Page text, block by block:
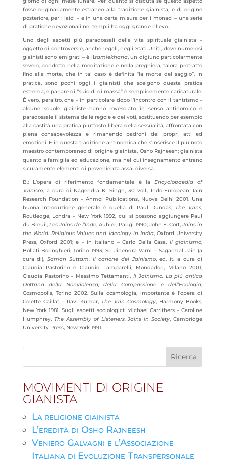
fosse originariamente estraneo alla tradizione giainista, e di origine
posteriore, per i laici – e in una certa misura per i monaci – una serie
di pratiche devozionali nei templi ha oggi grande rilievo.
Uno degli aspetti più paradossali della vita spirituale giainista –
oggetto di controversie, anche legali, negli Stati Uniti, dove numerosi
giainisti sono emigrati – è ilsamlekhana, un digiuno particolarmente
severo, condotto nella meditazione e nella preghiera, talora protratto
fino alla morte, che in tal caso è definita “la morte del saggio”. In
pratica, sono pochi oggi i giainisti che scelgono questa pratica
estrema, e parlare di “suicidi di massa” è semplicemente caricaturale.
È vero, peraltro, che – in particolare dopo l’incontro con il tantrismo –
alcune scuole giainiste hanno rovesciato in senso antinomico e
paradossale il sistema delle regole e dei voti, sostituendo per esempio
alla castità una pratica piuttosto libera della sessualità, affrontata con
piena consapevolezza e rimanendo padroni dei propri atti ed
emozioni. È in questa tradizione antinomica che s’inserisce il più noto
maestro contemporaneo di origine giainista, Osho Rajneesh; giainista
quanto a famiglia ed educazione, ma nel cui insegnamento entrano
sicuramente elementi di provenienza assai diversa.
B.: L’opera di riferimento fondamentale è laEncyclopaedia of
Jainism, a cura di Nagendra K. Singh, 30 voll., Indo-European Jain
Research Foundation – Anmol Publications, Nuova Delhi 2001. Una
buona introduzione generale è quella di Paul Dundas,The Jains,
Routledge, Londra – New York 1992, cui si possono aggiungere Paul
du Breuil, Les Jaîns de l’Inde, Aubier, Parigi 1990; John E. Cort,Jains in
the World. Religious Values and Ideology in India, Oxford University
Press, Oxford 2001; e – in italiano – Carlo Della Casa, Il giainismo,
Bollati Boringhieri, Torino 1993; Sri Jinendra Varni – Sagarmal Jain (a
cura di),Saman Suttam. Il canone del Jainismo, ed. it. a cura di
Claudia Pastorino e Claudio Lamparelli, Mondadori, Milano 2001;
Claudia Pastorino – Massimo Tettamanti, Il Jainismo. La più antica
Dottrina della Nonviolenza, della Compassione e dell’Ecologia,
Cosmopolis, Torino 2002. Sulla cosmologia, importante è l’opera di
Colette Caillat – Ravi Kumar,The Jain Cosmology, Harmony Books,
New York 1981. Sugli aspetti sociologici: Michael Carrithers – Caroline
Humphrey, The Assembly of Listeners. Jains in Society, Cambridge
University Press, New York 1991.
MOVIMENTI DI ORIGINE
GIANISTA
La religione giainista
L’eredità di Osho Rajneesh
Veniero Galvagni e l’Associazione
Italiana di Evoluzione Transpersonale